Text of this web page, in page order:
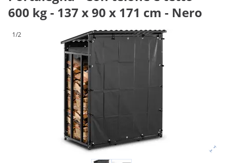
600 kg - 137 x 90 x 171 cm - Nero
1/2